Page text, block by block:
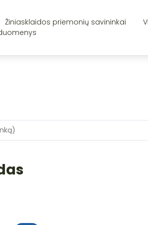
Žiniasklaidos priemonių savininkai